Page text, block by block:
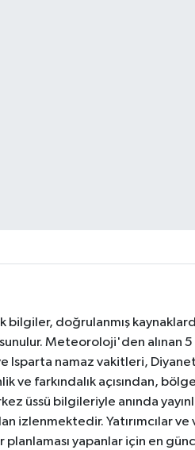
bilgiler, doğrulanmış
Meteoroloji'den alınan
Isparta namaz vakitleri,
ve farkındalık açısından,
üssü bilgileriyle anında
izlenmektedir. Yatırımcılar ve
planlaması yapanlar için en